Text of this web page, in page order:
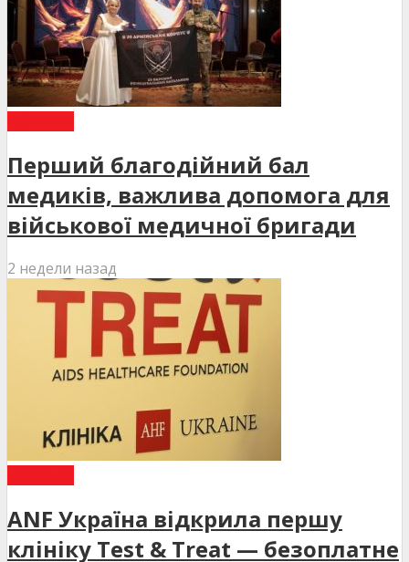
Перший благодійний бал
медиків, важлива допомога для
військової медичної бригади
2 недели назад
ANF Україна відкрила першу
клініку Test & Treat — безоплатне